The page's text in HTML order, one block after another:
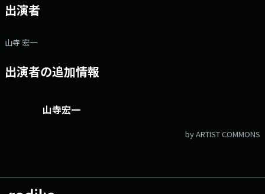
出演者
山寺 宏一
出演者の追加情報
山寺宏一
by ARTIST COMMONS